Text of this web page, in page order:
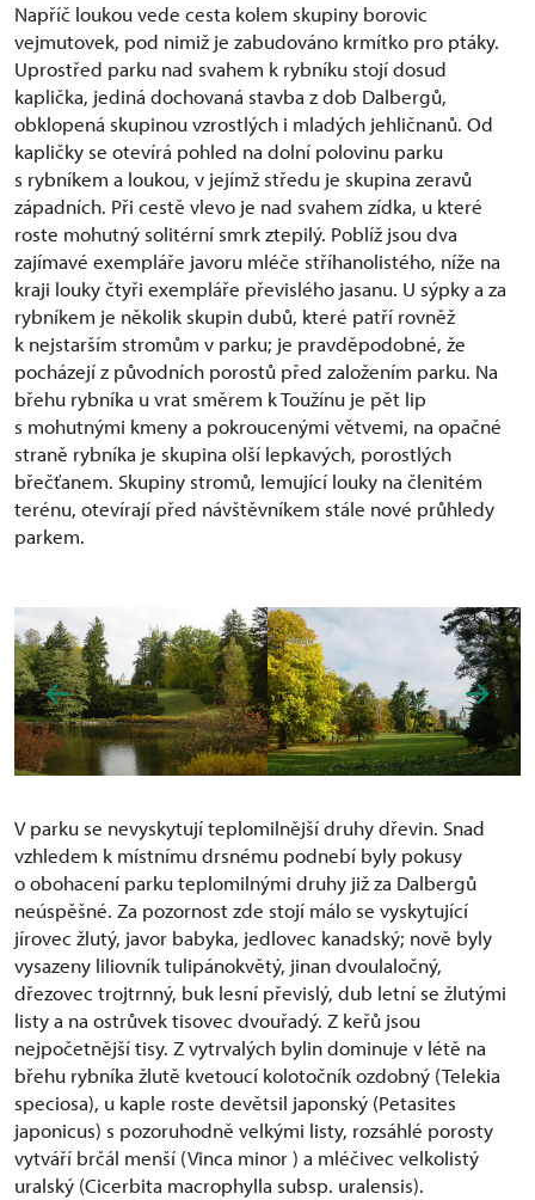
Napříč loukou vede cesta kolem skupiny borovic
vejmutovek, pod nimiž je zabudováno krmítko pro ptáky.
Uprostřed parku nad svahem k rybníku stojí dosud
kaplička, jediná dochovaná stavba z dob Dalbergů,
obklopená skupinou vzrostlých i mladých jehličnanů. Od
kapličky se otevírá pohled na dolní polovinu parku
s rybníkem a loukou, v jejímž středu je skupina zeravů
západních. Při cestě vlevo je nad svahem zídka, u které
roste mohutný solitérní smrk ztepilý. Poblíž jsou dva
zajímavé exempláře javoru mléče stříhanolistého, níže na
kraji louky čtyři exempláře převislého jasanu. U sýpky a za
rybníkem je několik skupin dubů, které patří rovněž
k nejstarším stromům v parku; je pravděpodobné, že
pocházejí z původních porostů před založením parku. Na
břehu rybníka u vrat směrem k Toužínu je pět lip
s mohutnými kmeny a pokroucenými větvemi, na opačné
straně rybníka je skupina olší lepkavých, porostlých
břečťanem. Skupiny stromů, lemující louky na členitém
terénu, otevírají před návštěvníkem stále nové průhledy
parkem.
V parku se nevyskytují teplomilnější druhy dřevin. Snad
vzhledem k místnímu drsnému podnebí byly pokusy
o obohacení parku teplomilnými druhy již za Dalbergů
neúspěšné. Za pozornost zde stojí málo se vyskytující
jírovec žlutý, javor babyka, jedlovec kanadský; nově byly
vysazeny liliovník tulipánokvětý, jinan dvoulaločný,
dřezovec trojtrnný, buk lesní převislý, dub letní se žlutými
listy a na ostrůvek tisovec dvouřadý. Z keřů jsou
nejpočetnější tisy. Z vytrvalých bylin dominuje v létě na
břehu rybníka žlutě kvetoucí kolotočník ozdobný (Telekia
speciosa), u kaple roste devětsil japonský (Petasites
japonicus) s pozoruhodně velkými listy, rozsáhlé porosty
vytváří brčál menší (Vinca minor ) a mléčivec velkolistý
uralský (Cicerbita macrophylla subsp. uralensis).